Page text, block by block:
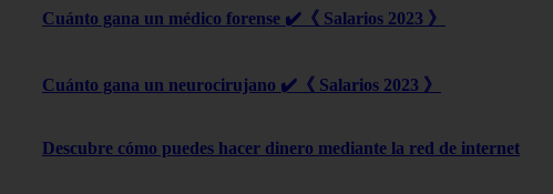
Cuánto gana un médico forense ✔️《 Salarios 2023 》
Cuánto gana un neurocirujano ✔️《 Salarios 2023 》
Descubre cómo puedes hacer dinero mediante la red de internet